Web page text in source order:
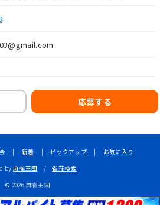
応募する
新着 ピックアップ
お気に入り
by麻雀王国 /
雀荘検索
© 2026 麻雀王国